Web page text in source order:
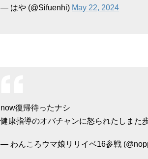
— はや (@Sifuenhi) May 22, 2024
now復帰待ったナシ
健康指導のオバチャンに怒られたしまた
— わんころウマ娘リリイベ16参戦